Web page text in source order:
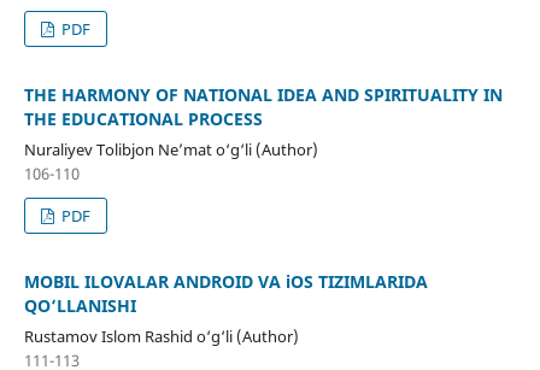
PDF
THE HARMONY OF NATIONAL IDEA AND SPIRITUALITY IN
THE EDUCATIONAL PROCESS
Nuraliyev Tolibjon Ne’mat o‘g‘li (Author)
106-110
PDF
MOBIL ILOVALAR ANDROID VA iOS TIZIMLARIDA
QO‘LLANISHI
Rustamov Islom Rashid o‘g‘li (Author)
111-113